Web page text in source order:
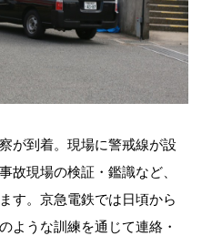
が到着。現場に警戒線が設
故現場の検証・鑑識など、
す。京急電鉄では日頃から
ような訓練を通じて連絡・